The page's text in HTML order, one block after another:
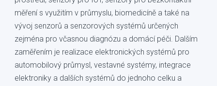
měření s využitím v průmyslu, biomedicíně a také na
vývoj senzorů a senzorových systémů určených
zejména pro včasnou diagnózu a domácí péči. Dalším
zaměřením je realizace elektronických systémů pro
automobilový průmysl, vestavné systémy, integrace
elektroniky a dalších systémů do jednoho celku a